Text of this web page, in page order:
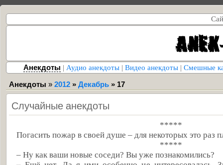
Анекдоты | Аудио анекдоты | Видео анекдоты | Смешные
Анекдоты » 2012 » Декабрь » 17
Случайные анекдоты
*****
Погасить пожар в своей душе – для некоторых это раз
*****
– Ну как ваши новые соседи? Вы уже познакомились?